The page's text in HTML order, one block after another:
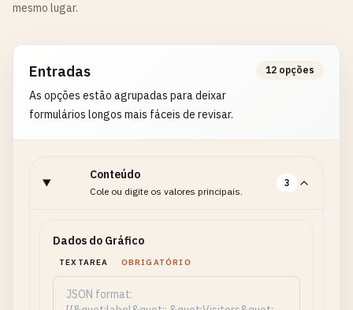
mesmo lugar.
Entradas
As opções estão agrupadas para deixar
formulários longos mais fáceis de revisar.
12 opções
Conteúdo
Cole ou digite os valores principais.
3
Dados do Gráfico
TEXTAREA OBRIGATÓRIO